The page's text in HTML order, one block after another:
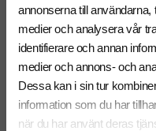
annonserna till användarna,
medier och analysera vår
identifierare och annan
medier och annons- och
Dessa kan i sin tur
information som du har
när du har använt deras
Pappersmugg Smart Mellan
350 ml